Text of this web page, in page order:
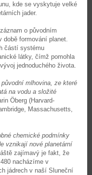
kde se vyskytuje velké
jader.
o původním
formování planet.
částí systému
látky, čímž pomohla
jednoduchého života.
mlhovina, ze které
na vodu a složité
Öberg (Harvard-
Massachusetts,
chemické podmínky
vznikají nové planetární
zajímavý je fakt, že
nacházíme v
jádrech v naší Sluneční